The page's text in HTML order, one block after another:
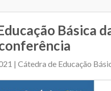
Básica
| Cátedra de Educação